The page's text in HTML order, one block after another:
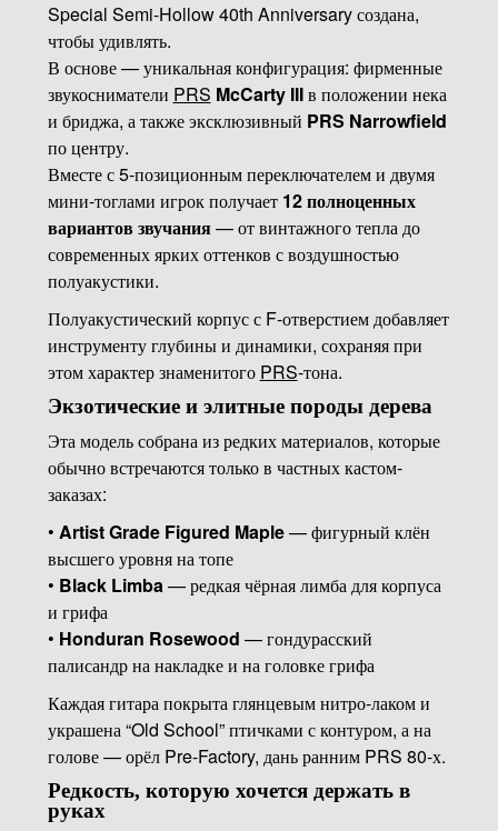
Special Semi-Hollow 40th Anniversary создана,
чтобы удивлять.
В основе — уникальная конфигурация: фирменные
звукосниматели PRS McCarty IIIв положении нека
и бриджа, а также эксклюзивный PRS Narrowfield
по центру.
Вместе с 5-позиционным переключателем и двумя
мини-тоглами игрок получает 12 полноценных
вариантов звучания— от винтажного тепла до
современных ярких оттенков с воздушностью
полуакустики.
Полуакустический корпус с F-отверстием добавляет
инструменту глубины и динамики, сохраняя при
этом характер знаменитого PRS-тона.
Экзотические и элитные породы дерева
Эта модель собрана из редких материалов, которые
обычно встречаются только в частных кастом-
заказах:
• Artist Grade Figured Maple— фигурный клён
высшего уровня на топе
• Black Limba— редкая чёрная лимба для корпуса
и грифа
• Honduran Rosewood — гондурасский
палисандр на накладке и на головке грифа
Каждая гитара покрыта глянцевым нитро-лаком и
украшена “Old School” птичками с контуром, а на
голове — орёл Pre-Factory, дань ранним PRS 80-х.
Редкость, которую хочется держать в
руках